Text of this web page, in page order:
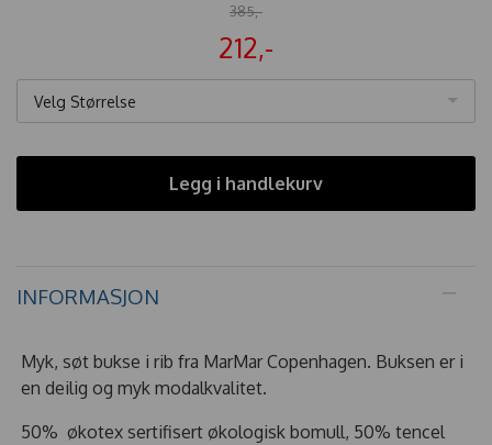
385,-
212,-
Velg Størrelse
Legg i handlekurv
INFORMASJON
Myk, søt bukse i rib fra MarMar Copenhagen. Buksen er i
en deilig og myk modalkvalitet.
50% økotex sertifisert økologisk bomull, 50% tencel